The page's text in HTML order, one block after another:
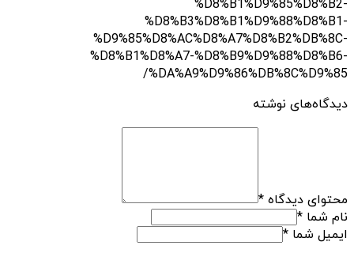
%D8%B1%D9%85%D8%B2-
%D8%B3%D8%B1%D9%88%D8%B1-
%D9%85%D8%AC%D8%A7%D8%B2%DB%8C-
%D8%B1%D8%A7-%D8%B9%D9%88%D8%B6-
%DA%A9%D9%86%DB%8C%D9%85/
دیدگاه‌های نوشته
محتوای دیدگاه *
نام شما *
ایمیل شما *